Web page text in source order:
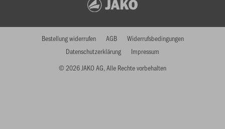
© 2026 JAKO AG, Alle Rechte vorbehalten
Bestellung widerrufen AGB
Widerrufsbedingungen
Datenschutzerklärung
Impressum